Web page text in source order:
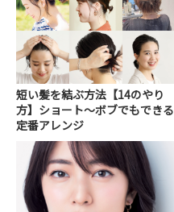
短い髪を結ぶ方法【14のやり
方】ショート～ボブでもできる
定番アレンジ